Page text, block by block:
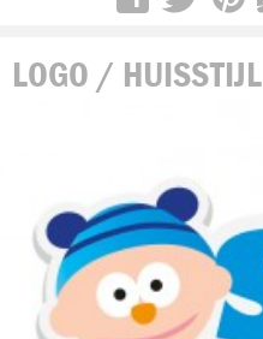
LOGO / HUISSTIJL